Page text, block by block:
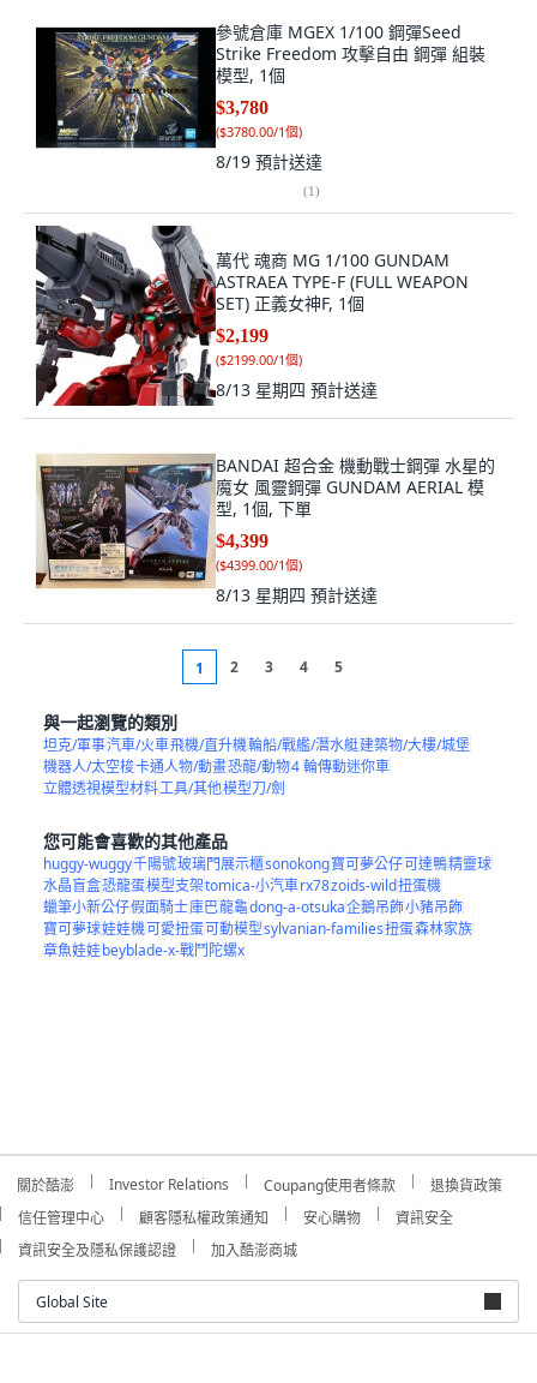
參號倉庫 MGEX 1/100 鋼彈Seed
Strike Freedom 攻擊自由 鋼彈 組裝
模型, 1個
$3,780
($3780.00/1個)
8/19 預計送達
(1)
萬代 魂商 MG 1/100 GUNDAM
ASTRAEA TYPE-F (FULL WEAPON
SET) 正義女神F, 1個
$2,199
($2199.00/1個)
8/13 星期四 預計送達
BANDAI 超合金 機動戰士鋼彈 水星的
魔女 風靈鋼彈 GUNDAM AERIAL 模
型, 1個, 下單
$4,399
($4399.00/1個)
8/13 星期四 預計送達
1 2 3 4 5
與一起瀏覽的類別
坦克/軍事汽車/火車飛機/直升機輪船/戰艦/潛水艇建築物/大樓/城堡
機器人/太空梭卡通人物/動畫恐龍/動物4 輪傳動迷你車
立體透視模型材料工具/其他模型刀/劍
您可能會喜歡的其他產品
huggy-wuggy千陽號玻璃門展示櫃sonokong寶可夢公仔可達鴨精靈球
水晶盲盒恐龍蛋模型支架tomica-小汽車rx78zoids-wild扭蛋機
蠟筆小新公仔假面騎士庫巴龍龜dong-a-otsuka企鵝吊飾小豬吊飾
寶可夢球娃娃機可愛扭蛋可動模型sylvanian-families扭蛋森林家族
章魚娃娃beyblade-x-戰鬥陀螺x
關於酷澎 Investor Relations Coupang使用者條款
退換貨政策
信任管理中心
顧客隱私權政策通知 安心購物
資訊安全
資訊安全及隱私保護認證
加入酷澎商城
Global Site